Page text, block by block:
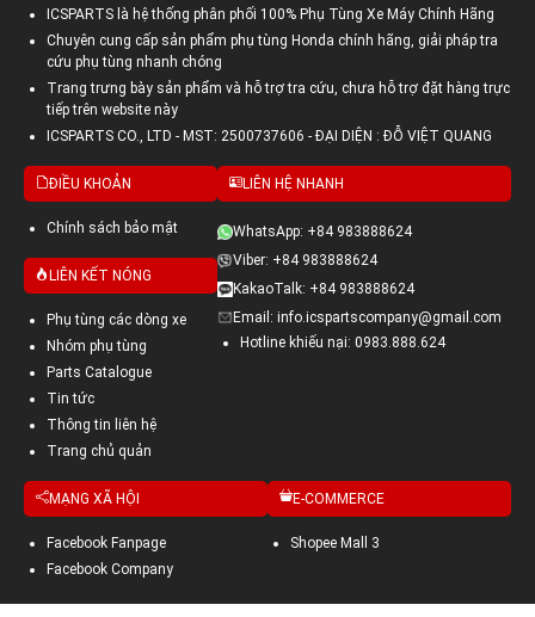
ICSPARTS là hệ thống phân phối 100% Phụ Tùng Xe Máy Chính Hãng
Chuyên cung cấp sản phẩm phụ tùng Honda chính hãng, giải pháp tra
cứu phụ tùng nhanh chóng
Trang trưng bày sản phẩm và hỗ trợ tra cứu, chưa hỗ trợ đặt hàng trực
tiếp trên website này
ICSPARTS CO., LTD - MST: 2500737606 - ĐẠI DIỆN : ĐỖ VIỆT QUANG
ĐIỀU KHOẢN
Chính sách bảo mật
LIÊN KẾT NÓNG
Phụ tùng các dòng xe
Nhóm phụ tùng
Parts Catalogue
Tin tức
Thông tin liên hệ
Trang chủ quản
LIÊN HỆ NHANH
WhatsApp: +84 983888624
Viber: +84 983888624
KakaoTalk: +84 983888624
Email: info.icspartscompany@gmail.com
Hotline khiếu nại: 0983.888.624
MẠNG XÃ HỘI
Facebook Fanpage
Facebook Company
E-COMMERCE
Shopee Mall 3